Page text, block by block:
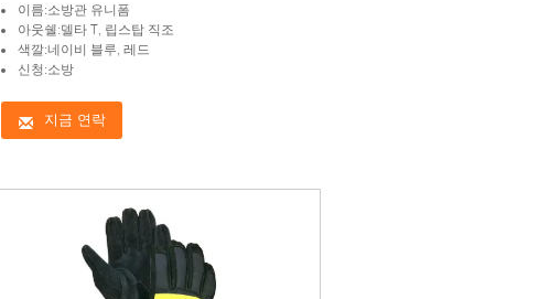
이름:소방관 유니폼
아웃쉘:델타 T, 립스탑 직조
색깔:네이비 블루, 레드
신청:소방
지금 연락